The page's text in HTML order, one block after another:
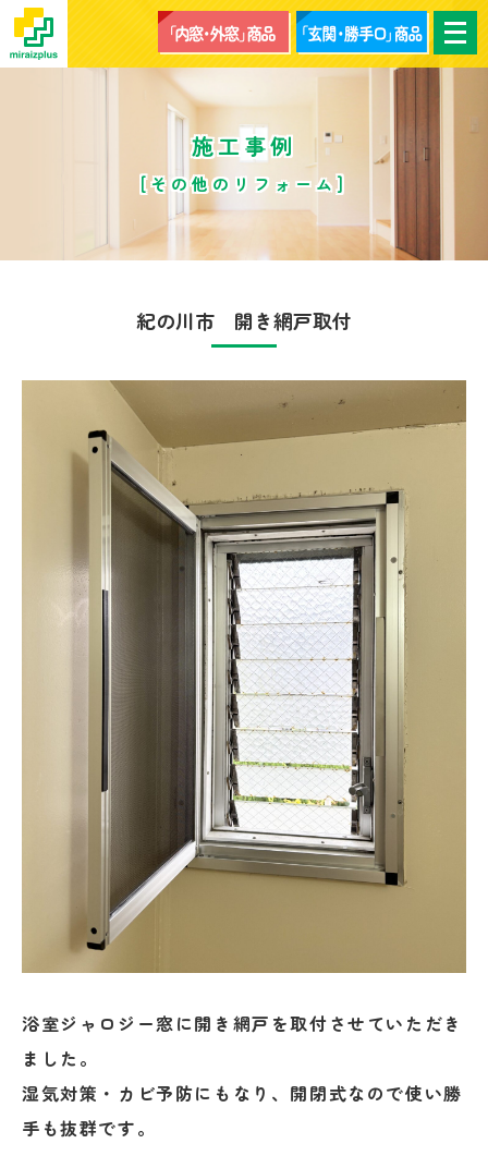
メ
ニ
ュ
ー
施工事例
[その他のリフォーム]
紀の川市 開き網戸取付
浴室ジャロジー窓に開き網戸を取付させていただき
ました。
湿気対策・カビ予防にもなり、開閉式なので使い勝
手も抜群です。